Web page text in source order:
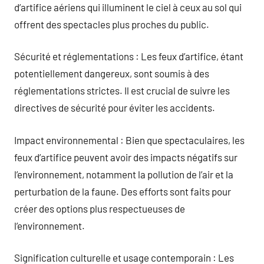
d’artifice aériens qui illuminent le ciel à ceux au sol qui
offrent des spectacles plus proches du public.
Sécurité et réglementations : Les feux d’artifice, étant
potentiellement dangereux, sont soumis à des
réglementations strictes. Il est crucial de suivre les
directives de sécurité pour éviter les accidents.
Impact environnemental : Bien que spectaculaires, les
feux d’artifice peuvent avoir des impacts négatifs sur
l’environnement, notamment la pollution de l’air et la
perturbation de la faune. Des efforts sont faits pour
créer des options plus respectueuses de
l’environnement.
Signification culturelle et usage contemporain : Les